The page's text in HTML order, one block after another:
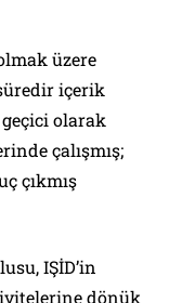
üzere
içerik
olarak
çalışmış;
çıkmış
IŞİD’in
dönük